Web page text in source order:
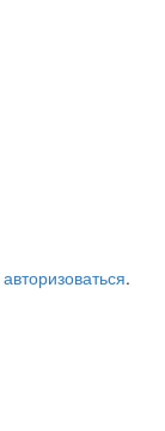
авторизоваться.